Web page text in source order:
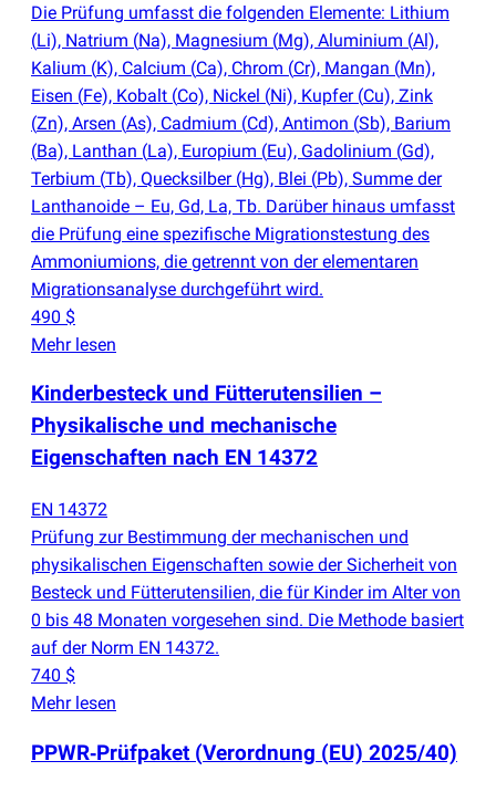
Die Prüfung umfasst die folgenden Elemente: Lithium
(Li), Natrium (Na), Magnesium (Mg), Aluminium (Al),
Kalium (K), Calcium (Ca), Chrom (Cr), Mangan (Mn),
Eisen (Fe), Kobalt (Co), Nickel (Ni), Kupfer (Cu), Zink
(Zn), Arsen (As), Cadmium (Cd), Antimon (Sb), Barium
(Ba), Lanthan (La), Europium (Eu), Gadolinium (Gd),
Terbium (Tb), Quecksilber (Hg), Blei (Pb), Summe der
Lanthanoide – Eu, Gd, La, Tb. Darüber hinaus umfasst
die Prüfung eine spezifische Migrationstestung des
Ammoniumions, die getrennt von der elementaren
Migrationsanalyse durchgeführt wird.
490 $
Mehr lesen
Kinderbesteck und Fütterutensilien –
Physikalische und mechanische
Eigenschaften nach EN 14372
EN 14372
Prüfung zur Bestimmung der mechanischen und
physikalischen Eigenschaften sowie der Sicherheit von
Besteck und Fütterutensilien, die für Kinder im Alter von
0 bis 48 Monaten vorgesehen sind. Die Methode basiert
auf der Norm EN 14372.
740 $
Mehr lesen
PPWR‑Prüfpaket (Verordnung (EU) 2025/40)